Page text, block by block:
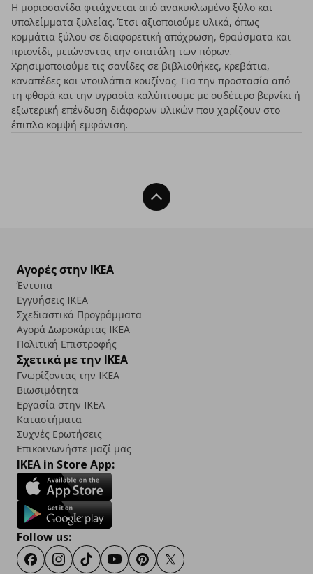
Η μοριοσανίδα φτιάχνεται από ανακυκλωμένο ξύλο και
υπολείμματα ξυλείας. Έτσι αξιοποιούμε υλικά, όπως
κομμάτια ξύλου σε διαφορετική απόχρωση, θραύσματα και
πριονίδι, μειώνοντας την σπατάλη των πόρων.
Χρησιμοποιούμε τις σανίδες σε βιβλιοθήκες, κρεβάτια,
καναπέδες και ντουλάπια κουζίνας. Για την προστασία από
τη φθορά και την υγρασία καλύπτουμε με ουδέτερο βερνίκι ή
εξωτερική επένδυση διάφορων υλικών που χαρίζουν στο
έπιπλο κομψή εμφάνιση.
Back To Top
Αγορές στην IKEA
Έντυπα
Εγγυήσεις IKEA
Σχεδιαστικά Προγράμματα
Αγορά Δωρoκάρτας IKEA
Πολιτική Επιστροφής
Σχετικά με την IKEA
Γνωρίζοντας την IKEA
Βιωσιμότητα
Εργασία στην IKEA
Καταστήματα
Συχνές Ερωτήσεις
Επικοινωνήστε μαζί μας
IKEA in Store App:
Follow us:
FacebookInstagram
TikTokYoutubePinterestTwitter